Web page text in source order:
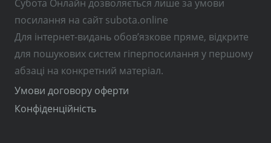
Субота Онлайн дозволяється лише за умови
посилання на сайт subota.online
Для інтернет-видань обов’язкове пряме, відкрите
для пошукових систем гіперпосилання у першому
абзаці на конкретний матеріал.
Умови договору оферти
Конфіденційність